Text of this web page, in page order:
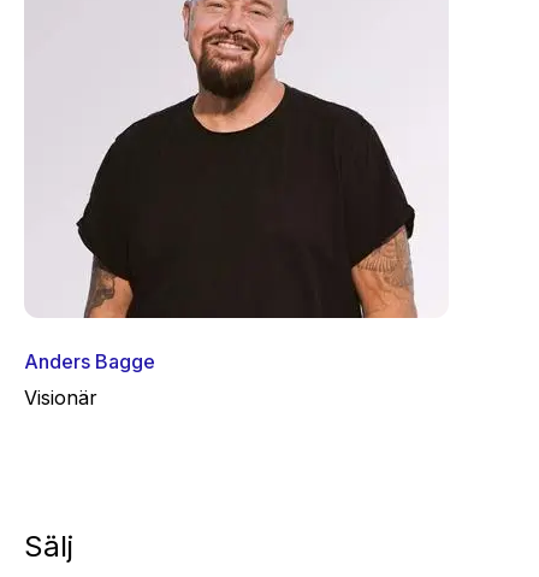
Anders Bagge
Visionär
Sälj